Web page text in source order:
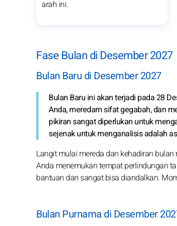
arah ini.
Fase Bulan di Desember 2027
Bulan Baru di Desember 2027
Bulan Baru ini akan terjadi pada 28
Anda, meredam sifat gegabah, dan
pikiran sangat diperlukan untuk
sejenak untuk menganalisis adalah
Langit mulai mereda dan kehadiran
Anda menemukan tempat perlindungan
bantuan dan sangat bisa diandalkan.
Bulan Purnama di Desember